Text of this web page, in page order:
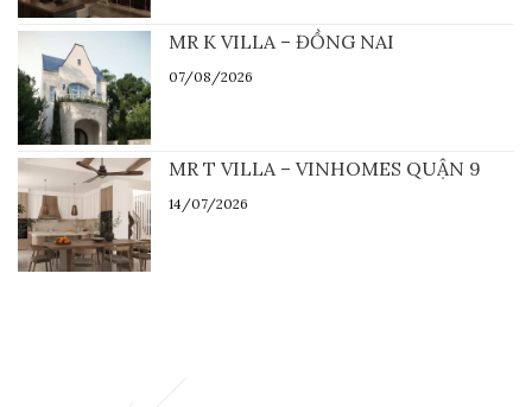
MR K VILLA – ĐỒNG NAI
07/08/2026
MR T VILLA – VINHOMES QUẬN 9
14/07/2026